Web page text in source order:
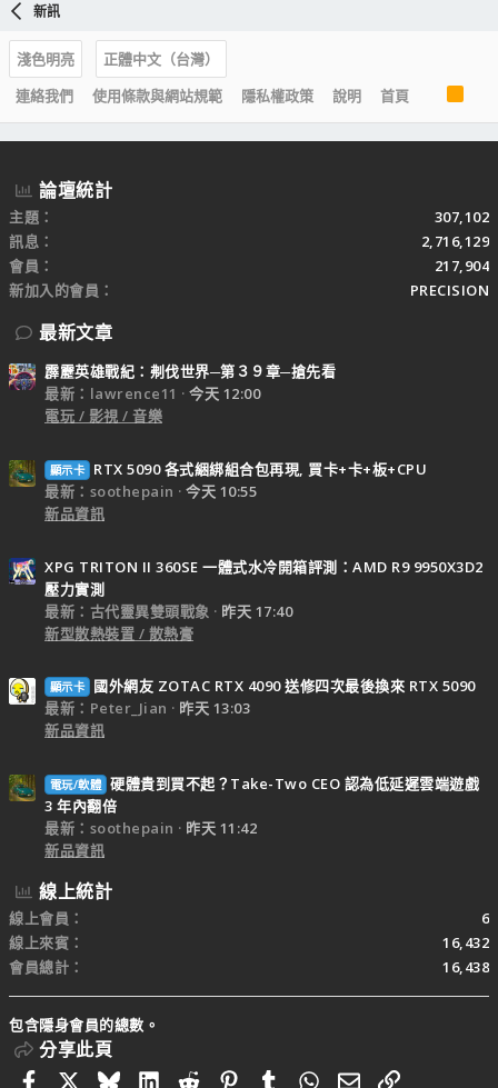
新訊
淺色明亮
正體中文（台灣）
連絡我們
使用條款與網站規範 隱私權政策 說明 首頁
R
S
S
論壇統計
主題
307,102
訊息
2,716,129
會員
217,904
新加入的會員
PRECISION
最新文章
霹靂英雄戰紀：刜伐世界─第３９章─搶先看
最新：lawrence11
今天 12:00
電玩 / 影視 / 音樂
顯示卡
RTX 5090 各式綑綁組合包再現, 買卡+卡+板+CPU
最新：soothepain
今天 10:55
新品資訊
XPG TRITON II 360SE 一體式水冷開箱評測：AMD R9 9950X3D2
壓力實測
最新：古代靈異雙頭戰象
昨天 17:40
新型散熱裝置 / 散熱膏
顯示卡
國外網友 ZOTAC RTX 4090 送修四次最後換來 RTX 5090
最新：Peter_Jian
昨天 13:03
新品資訊
電玩/軟體 硬體貴到買不起？Take-Two CEO 認為低延遲雲端遊戲
3 年內翻倍
最新：soothepain
昨天 11:42
新品資訊
線上統計
線上會員
6
線上來賓
16,432
會員總計
16,438
包含隱身會員的總數。
分享此頁
FacebookBlueskyLinkedIn
RedditPinterestTumblrWhatsApp
電子郵件
連結